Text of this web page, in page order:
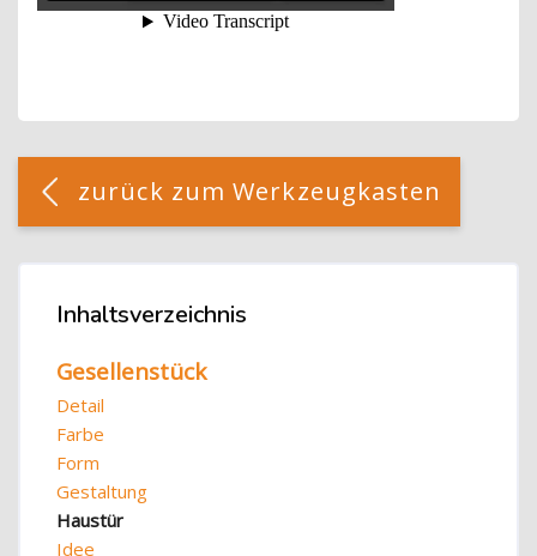
Blöcke
[Cocoon] Custom HTML überspringen
zurück zum Werkzeugkasten
Inhaltsverzeichnis überspringen
Inhaltsverzeichnis
Gesellenstück
Detail
Farbe
Form
Gestaltung
Haustür
Idee